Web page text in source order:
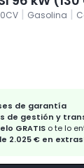
| Gasolina |
de garantía
de gestión y
GRATIS o te lo
2.025 € en